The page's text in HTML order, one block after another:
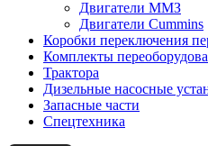
Двигатели ММЗ
Двигатели Cummins
Коробки переключения
Комплекты
Трактора
Дизельные насосные
Запасные части
Спецтехника